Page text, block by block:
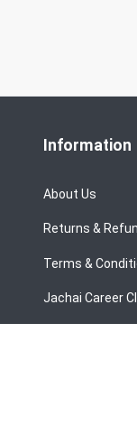
Information
About Us
Returns &
Terms &
Jachai Career